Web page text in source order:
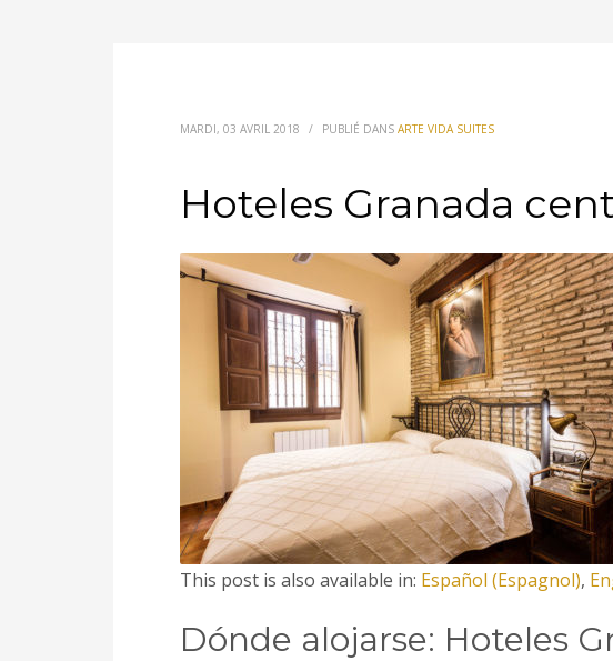
MARDI, 03 AVRIL 2018 / PUBLIÉ DANS ARTE VIDA SUITES
Hoteles Granada
This post is also available in: Español (Espagnol)
Dónde alojarse: Hoteles